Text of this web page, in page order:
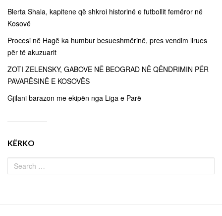
Blerta Shala, kapitene që shkroi historinë e futbollit femëror në
Kosovë
Procesi në Hagë ka humbur besueshmërinë, pres vendim lirues
për të akuzuarit
ZOTI ZELENSKY, GABOVE NË BEOGRAD NË QËNDRIMIN PËR
PAVARËSINË E KOSOVËS
Gjilani barazon me ekipën nga Liga e Parë
KËRKO